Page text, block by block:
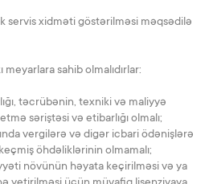
servis xidməti göstərilməsi məqsədilə
meyarlara sahib olmalıdırlar:
təcrübənin, texniki və maliyyə
səriştəsi və etibarlığı olmalı;
vergilərə və digər icbari ödənişlərə
öhdəliklərinin olmamalı;
növünün həyata keçirilməsi və ya